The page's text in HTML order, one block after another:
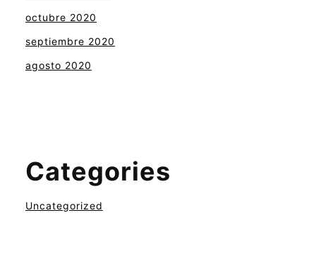
octubre 2020
septiembre 2020
agosto 2020
Categories
Uncategorized